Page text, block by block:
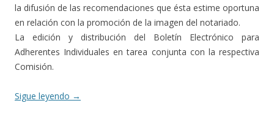
la difusión de las recomendaciones que ésta estime oportuna
en relación con la promoción de la imagen del notariado.
La edición y distribución del Boletín Electrónico para
Adherentes Individuales en tarea conjunta con la respectiva
Comisión.
Sigue leyendo →